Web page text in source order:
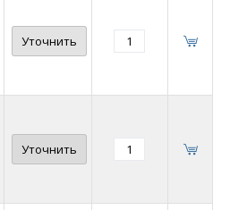
Уточнить
Уточнить